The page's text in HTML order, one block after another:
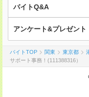
バイトQ&A
アンケート&プレゼント
バイトTOP 関東 東京都
サポート事務！(111388316）